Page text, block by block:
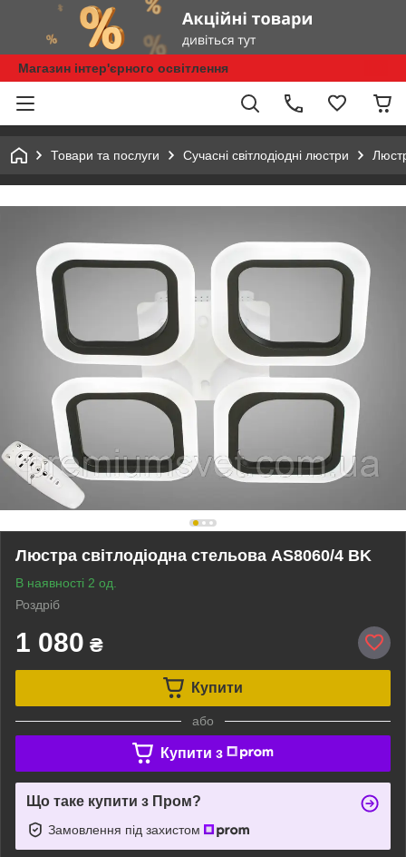
Магазин інтер'єрного освітлення
Товари та послуги Сучасні світлодіодні люстри
Люстра світлодіодна стельова AS8060/4 BK
В наявності 2 од.
Роздріб
1 080 ₴
Купити
або
Купити з
Що таке купити з Пром?
Замовлення під захистом